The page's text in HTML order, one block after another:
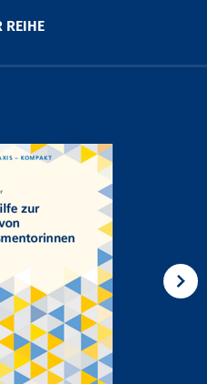
REIHE